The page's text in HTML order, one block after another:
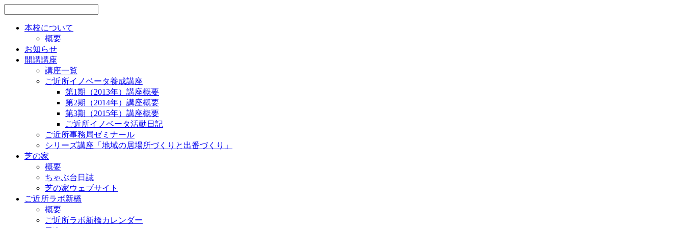
本校について
概要
お知らせ
開講講座
講座一覧
ご近所イノベータ養成講座
第1期（2013年）講座概要
第2期（2014年）講座概要
第3期（2015年）講座概要
ご近所イノベータ活動日記
ご近所事務局ゼミナール
シリーズ講座「地域の居場所づくりと出番づくり」
芝の家
概要
ちゃぶ台日誌
芝の家ウェブサイト
ご近所ラボ新橋
概要
ご近所ラボ新橋カレンダー